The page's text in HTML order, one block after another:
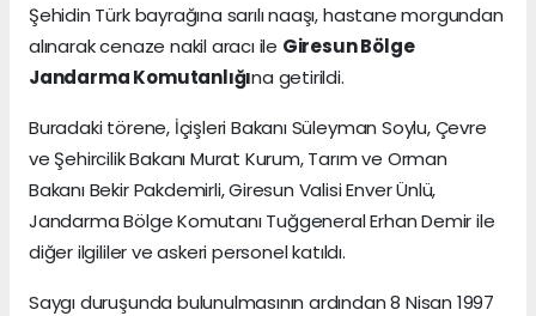
Şehidin Türk bayrağına sarılı naaşı, hastane morgundan
alınarak cenaze nakil aracı ile Giresun Bölge
Jandarma Komutanlığına getirildi.
Buradaki törene, İçişleri Bakanı Süleyman Soylu, Çevre
ve Şehircilik Bakanı Murat Kurum, Tarım ve Orman
Bakanı Bekir Pakdemirli, Giresun Valisi Enver Ünlü,
Jandarma Bölge Komutanı Tuğgeneral Erhan Demir ile
diğer ilgililer ve askeri personel katıldı.
Saygı duruşunda bulunulmasının ardından 8 Nisan 1997